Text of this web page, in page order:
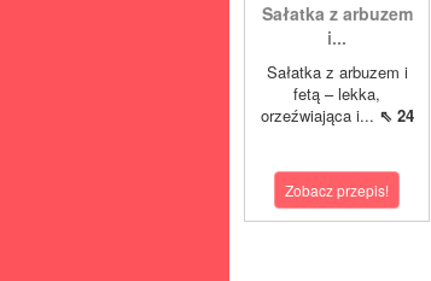
Sałatka z arbuzem
i...
Sałatka z arbuzem i
fetą – lekka,
orzeźwiająca i... ⇖ 24
Zobacz przepis!